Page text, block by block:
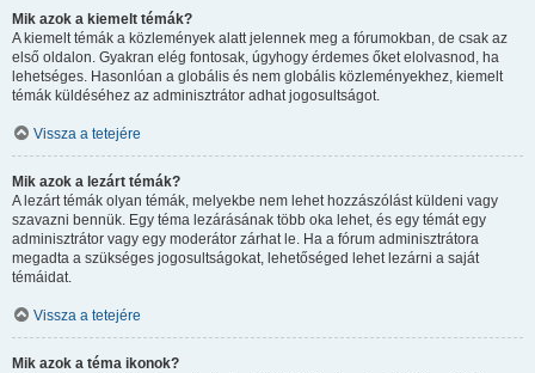
Mik azok a kiemelt témák?
A kiemelt témák a közlemények alatt jelennek meg a fórumokban, de csak az
első oldalon. Gyakran elég fontosak, úgyhogy érdemes őket elolvasnod, ha
lehetséges. Hasonlóan a globális és nem globális közleményekhez, kiemelt
témák küldéséhez az adminisztrátor adhat jogosultságot.
Vissza a tetejére
Mik azok a lezárt témák?
A lezárt témák olyan témák, melyekbe nem lehet hozzászólást küldeni vagy
szavazni bennük. Egy téma lezárásának több oka lehet, és egy témát egy
adminisztrátor vagy egy moderátor zárhat le. Ha a fórum adminisztrátora
megadta a szükséges jogosultságokat, lehetőséged lehet lezárni a saját
témáidat.
Vissza a tetejére
Mik azok a téma ikonok?